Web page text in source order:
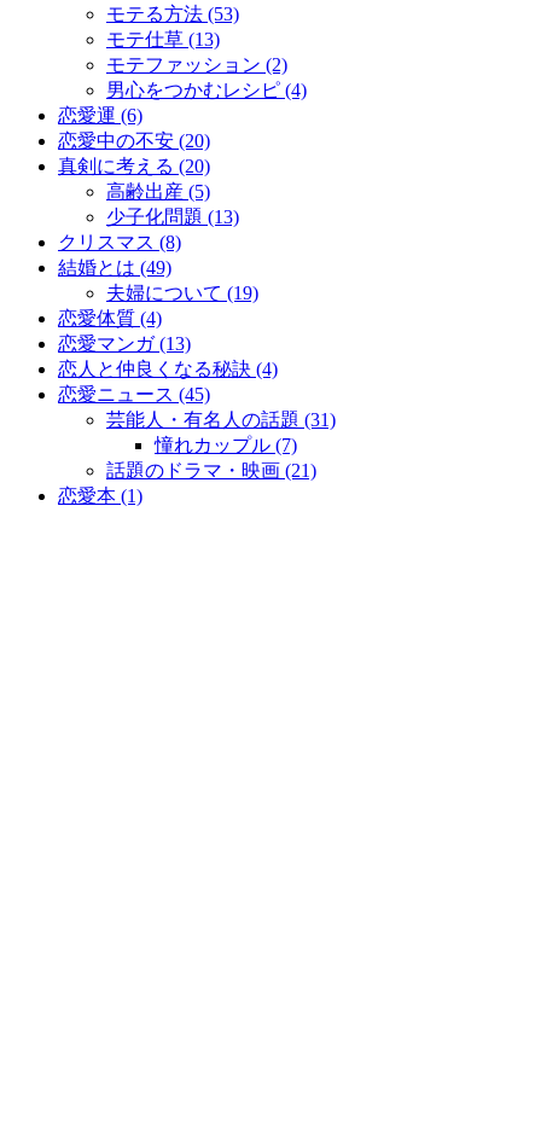
モテる方法 (53)
モテ仕草 (13)
モテファッション (2)
男心をつかむレシピ (4)
恋愛運 (6)
恋愛中の不安 (20)
真剣に考える (20)
高齢出産 (5)
少子化問題 (13)
クリスマス (8)
結婚とは (49)
夫婦について (19)
恋愛体質 (4)
恋愛マンガ (13)
恋人と仲良くなる秘訣 (4)
恋愛ニュース (45)
芸能人・有名人の話題 (31)
憧れカップル (7)
話題のドラマ・映画 (21)
恋愛本 (1)